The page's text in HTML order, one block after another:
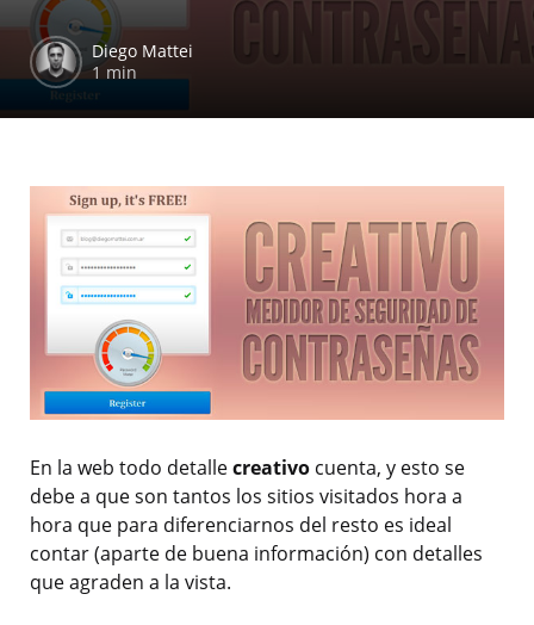
Diego Mattei
1 min
En la web todo detallecreativo cuenta, y esto se
debe a que son tantos los sitios visitados hora a
hora que para diferenciarnos del resto es ideal
contar (aparte de buena información) con detalles
que agraden a la vista.